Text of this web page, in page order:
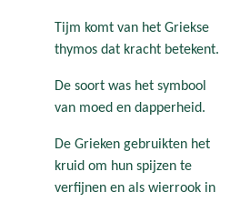
Tijm komt van het Griekse
thymos dat kracht betekent.
De soort was het symbool
van moed en dapperheid.
De Grieken gebruikten het
kruid om hun spijzen te
verfijnen en als wierrook in